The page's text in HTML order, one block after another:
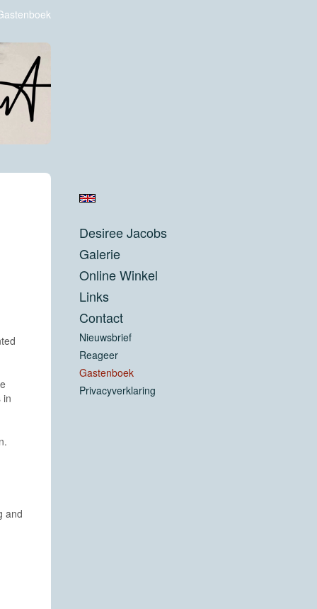
in
and
Desiree Jacobs
Galerie
Online Winkel
Links
Contact
Nieuwsbrief
Reageer
Gastenboek
Privacyverklaring